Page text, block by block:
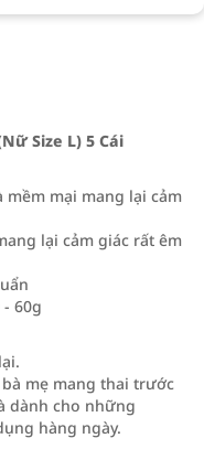
Size L) 5 Cái
mềm mại mang lại cảm
lại cảm giác rất êm
60g
mẹ mang thai trước
dành cho những
hàng ngày.